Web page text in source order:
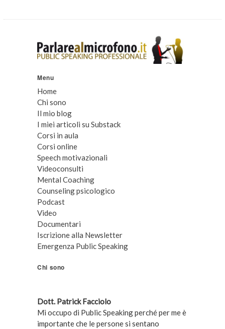
Menu
Home
Chi sono
Il mio blog
I miei articoli su Substack
Corsi in aula
Corsi online
Speech motivazionali
Videoconsulti
Mental Coaching
Counseling psicologico
Podcast
Video
Documentari
Iscrizione alla Newsletter
Emergenza Public Speaking
Chi sono
Dott. Patrick Facciolo
Mi occupo di Public Speaking perché per me è
importante che le persone si sentano